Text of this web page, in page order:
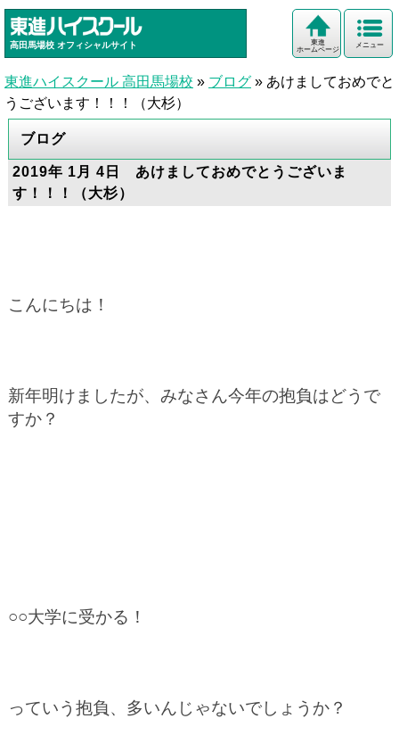
高田馬場校 オフィシャルサイト メニュー
東進
ホームページ
東進ハイスクール 高田馬場校 » ブログ » あけましておめでと
うございます！！！（大杉）
ブログ
2019年 1月 4日 あけましておめでとうございま
す！！！（大杉）
こんにちは！
新年明けましたが、みなさん今年の抱負はどうで
すか？
○○大学に受かる！
っていう抱負、多いんじゃないでしょうか？